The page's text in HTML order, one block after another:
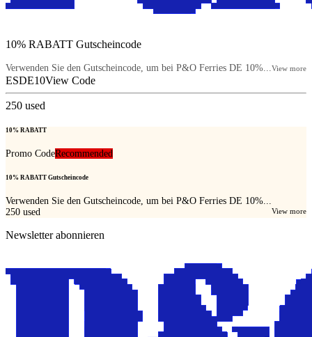
10% RABATT Gutscheincode
Verwenden Sie den Gutscheincode, um bei P&O Ferries DE 10%... View more
ESDE10View Code
250 used
10% RABATT
Promo CodeRecommended
10% RABATT Gutscheincode
Verwenden Sie den Gutscheincode, um bei P&O Ferries DE 10%...
View more
250 used
Newsletter abonnieren